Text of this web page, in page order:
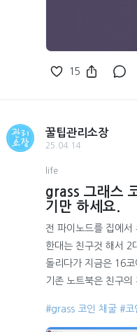
15
꿀팁관리소장
25.04.14
life
grass 그래스
기만 하세요.
전 파이노드를 집에
한대는 친구것 해서 2
돌리다가 지금은 16
기존 노트북은 친구의
#grass 코인 채굴 #코